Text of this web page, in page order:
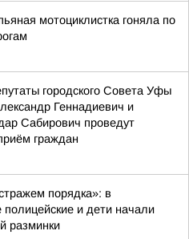
мотоциклистка гоняла по
городского Совета Уфы
Геннадиевич и
Сабирович проведут
граждан
порядка»: в
и дети начали
разминки